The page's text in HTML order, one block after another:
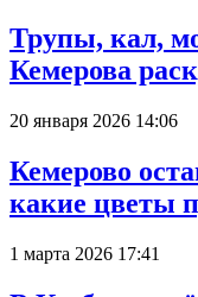
Трупы, кал,
Кемерова
20 января 2026 14:06
Кемерово
какие цветы
1 марта 2026 17:41